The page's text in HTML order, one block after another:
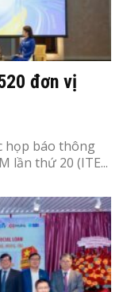
đơn vị
họp báo thông
lần thứ 20 (ITE...